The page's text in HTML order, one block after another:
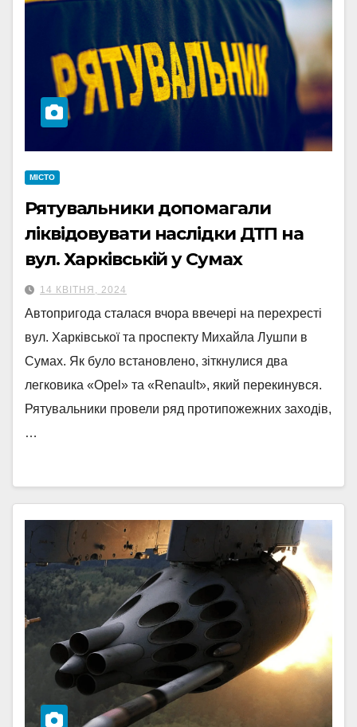
МІСТО
Рятувальники допомагали
ліквідовувати наслідки ДТП на
вул. Харківській у Сумах
14 КВІТНЯ, 2024
Автопригода сталася вчора ввечері на перехресті
вул. Харківської та проспекту Михайла Лушпи в
Сумах. Як було встановлено, зіткнулися два
легковика «Opel» та «Renault», який перекинувся.
Рятувальники провели ряд протипожежних заходів,
…